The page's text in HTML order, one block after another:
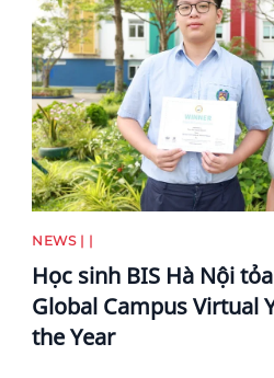
NEWS | |
Học sinh BIS Hà Nội
Global Campus Virtual
the Year